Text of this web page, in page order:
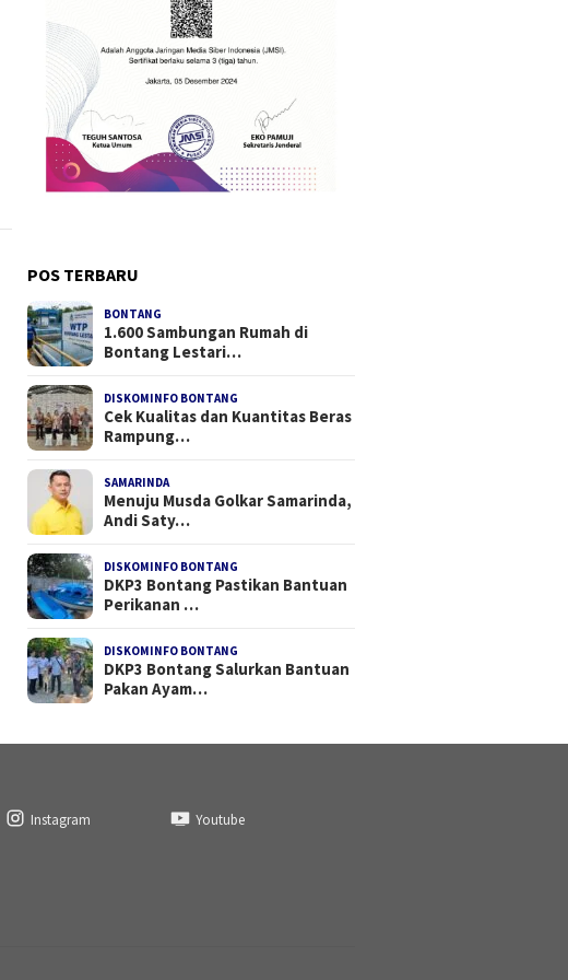
POS TERBARU
BONTANG
1.600 Sambungan Rumah di
Bontang Lestari…
DISKOMINFO BONTANG
Cek Kualitas dan Kuantitas Beras
Rampung…
SAMARINDA
Menuju Musda Golkar Samarinda,
Andi Saty…
DISKOMINFO BONTANG
DKP3 Bontang Pastikan Bantuan
Perikanan …
DISKOMINFO BONTANG
DKP3 Bontang Salurkan Bantuan
Pakan Ayam…
Instagram Youtube